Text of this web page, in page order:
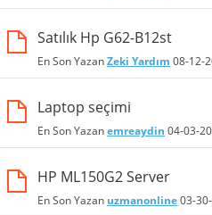
Satılık Hp G62-B12st
En Son YazanZeki Yardım 08-12-
Laptop seçimi
En Son Yazanemreaydin 04-03-
HP ML150G2 Server
En Son Yazan uzmanonline03-